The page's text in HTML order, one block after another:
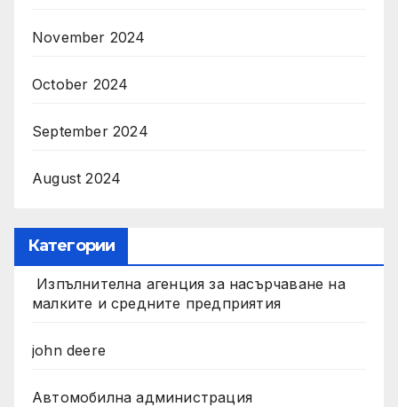
November 2024
October 2024
September 2024
August 2024
Категории
Изпълнителна агенция за насърчаване на
малките и средните предприятия
john deere
Автомобилна администрация